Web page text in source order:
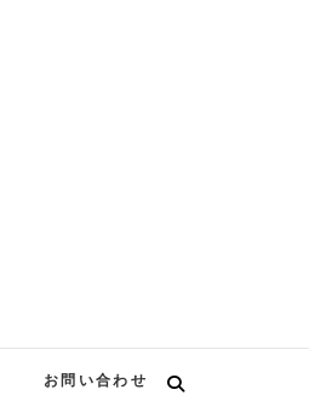
お問い合わせ